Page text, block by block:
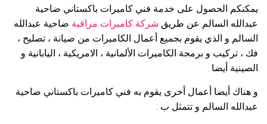
يمكنكم الحصول على خدمة فني كاميرات باكستاني ضاحية
عبدالله السالم عن طريق شركة كاميرات مراقبة ضاحية عبدالله
السالم و الذي يقوم بجميع أعمال الكاميرات من صيانة ، تصليح ،
فك ، تركيب و برمجة الكاميرات الألمانية ، الامريكية ، اليابانية و
الصينية أيضا .
و هناك أيضا أعمال أخرى يقوم به فني كاميرات باكستاني ضاحية
عبدالله السالم و تتمثل ب :